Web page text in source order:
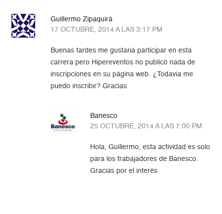
Guillermo Zipaquirá
17 OCTUBRE, 2014 A LAS 3:17 PM
Buenas tardes me gustaria participar en esta
carrera pero Hipereventos no publicó nada de
inscripciones en su página web. ¿Todavia me
puedo inscribir? Gracias
Banesco
25 OCTUBRE, 2014 A LAS 7:00 PM
Hola, Guillermo, esta actividad es solo
para los trabajadores de Banesco.
Gracias por el interés